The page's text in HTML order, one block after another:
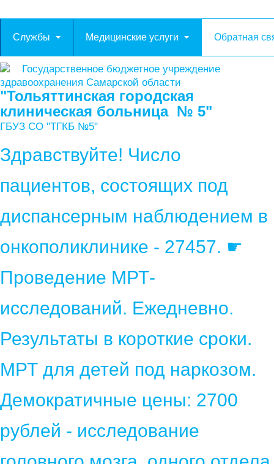
Службы Медицинские услуги Обратная
Государственное бюджетное учреждение
здравоохранения Самарской области
"Тольяттинская городская
клиническая больница № 5"
ГБУЗ СО "ТГКБ №5"
Здравствуйте! Число
пациентов, состоящих под
диспансерным наблюдением в
онкополиклинике - 27457. ☛
Проведение МРТ-
исследований. Ежедневно.
Результаты в короткие сроки.
МРТ для детей под наркозом.
Демократичные цены: 2700
рублей - исследование